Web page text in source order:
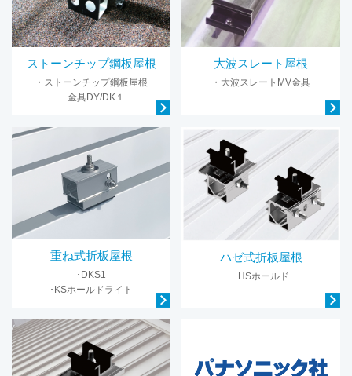
ストーンチップ鋼板屋根
・ストーンチップ鋼板屋根
金具DY/DK１
大波スレート屋根
・大波スレートMV金具
重ね式折板屋根
･DKS1
･KSホールドライト
ハゼ式折板屋根
･HSホールド